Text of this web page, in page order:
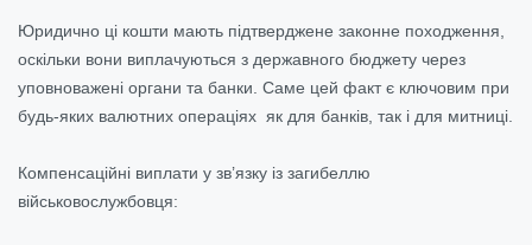
Юридично ці кошти мають підтверджене законне походження,
оскільки вони виплачуються з державного бюджету через
уповноважені органи та банки. Саме цей факт є ключовим при
будь-яких валютних операціях як для банків, так і для митниці.
Компенсаційні виплати у зв’язку із загибеллю
військовослужбовця: